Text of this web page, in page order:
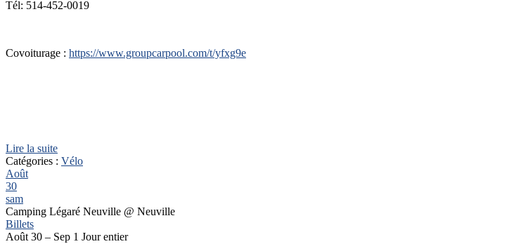
Tél: 514-452-0019
Covoiturage : https://www.groupcarpool.com/t/yfxg9e
Lire la suite
Catégories : Vélo
Août
30
sam
Camping Légaré Neuville @ Neuville
Billets
Août 30 – Sep 1 Jour entier